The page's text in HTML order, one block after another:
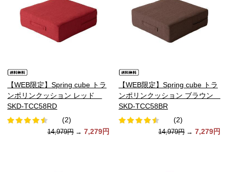
【WEB限定】Spring cube トラ
ンポリンクッション レッド
SKD-TCC58RD
(2)
14,979円 → 7,279円
【WEB限定】Spring cube トラ
ンポリンクッション ブラウン
SKD-TCC58BR
(2)
14,979円 → 7,279円